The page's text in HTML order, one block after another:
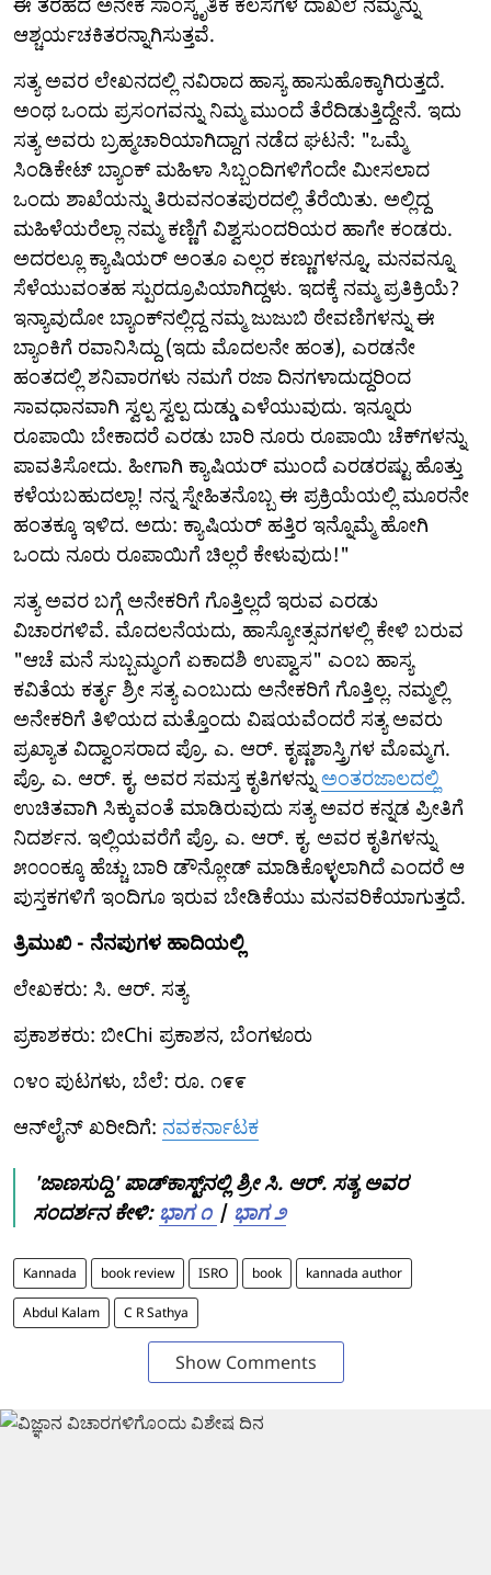
ಆಶ್ಚರ್ಯಚಕಿತರನ್ನಾಗಿಸುತ್ತವೆ.
ಸತ್ಯ ಅವರ ಲೇಖನದಲ್ಲಿ ನವಿರಾದ ಹಾಸ್ಯ ಹಾಸುಹೊಕ್ಕಾಗಿರುತ್ತದೆ.
ಅಂಥ ಒಂದು ಪ್ರಸಂಗವನ್ನು ನಿಮ್ಮ ಮುಂದೆ ತೆರೆದಿಡುತ್ತಿದ್ದೇನೆ. ಇದು
ಸತ್ಯ ಅವರು ಬ್ರಹ್ಮಚಾರಿಯಾಗಿದ್ದಾಗ ನಡೆದ ಘಟನೆ: "ಒಮ್ಮೆ
ಸಿಂಡಿಕೇಟ್ ಬ್ಯಾಂಕ್ ಮಹಿಳಾ ಸಿಬ್ಬಂದಿಗಳಿಗೆಂದೇ ಮೀಸಲಾದ
ಒಂದು ಶಾಖೆಯನ್ನು ತಿರುವನಂತಪುರದಲ್ಲಿ ತೆರೆಯಿತು. ಅಲ್ಲಿದ್ದ
ಮಹಿಳೆಯರೆಲ್ಲಾ ನಮ್ಮ ಕಣ್ಣಿಗೆ ವಿಶ್ವಸುಂದರಿಯರ ಹಾಗೇ ಕಂಡರು.
ಅದರಲ್ಲೂ ಕ್ಯಾಷಿಯರ್ ಅಂತೂ ಎಲ್ಲರ ಕಣ್ಣುಗಳನ್ನೂ, ಮನವನ್ನೂ
ಸೆಳೆಯುವಂತಹ ಸ್ಪುರದ್ರೂಪಿಯಾಗಿದ್ದಳು. ಇದಕ್ಕೆ ನಮ್ಮ ಪ್ರತಿಕ್ರಿಯೆ?
ಇನ್ಯಾವುದೋ ಬ್ಯಾಂಕ್‌ನಲ್ಲಿದ್ದ ನಮ್ಮ ಜುಜುಬಿ ಠೇವಣಿಗಳನ್ನು ಈ
ಬ್ಯಾಂಕಿಗೆ ರವಾನಿಸಿದ್ದು (ಇದು ಮೊದಲನೇ ಹಂತ), ಎರಡನೇ
ಹಂತದಲ್ಲಿ ಶನಿವಾರಗಳು ನಮಗೆ ರಜಾ ದಿನಗಳಾದುದ್ದರಿಂದ
ಸಾವಧಾನವಾಗಿ ಸ್ವಲ್ಪ ಸ್ವಲ್ಪ ದುಡ್ಡು ಎಳೆಯುವುದು. ಇನ್ನೂರು
ರೂಪಾಯಿ ಬೇಕಾದರೆ ಎರಡು ಬಾರಿ ನೂರು ರೂಪಾಯಿ ಚೆಕ್‌ಗಳನ್ನು
ಪಾವತಿಸೋದು. ಹೀಗಾಗಿ ಕ್ಯಾಷಿಯರ್ ಮುಂದೆ ಎರಡರಷ್ಟು ಹೊತ್ತು
ಕಳೆಯಬಹುದಲ್ಲಾ! ನನ್ನ ಸ್ನೇಹಿತನೊಬ್ಬ ಈ ಪ್ರಕ್ರಿಯೆಯಲ್ಲಿ ಮೂರನೇ
ಹಂತಕ್ಕೂ ಇಳಿದ. ಅದು: ಕ್ಯಾಷಿಯರ್ ಹತ್ತಿರ ಇನ್ನೊಮ್ಮೆ ಹೋಗಿ
ಒಂದು ನೂರು ರೂಪಾಯಿಗೆ ಚಿಲ್ಲರೆ ಕೇಳುವುದು!"
ಸತ್ಯ ಅವರ ಬಗ್ಗೆ ಅನೇಕರಿಗೆ ಗೊತ್ತಿಲ್ಲದೆ ಇರುವ ಎರಡು
ವಿಚಾರಗಳಿವೆ. ಮೊದಲನೆಯದು, ಹಾಸ್ಯೋತ್ಸವಗಳಲ್ಲಿ ಕೇಳಿ ಬರುವ
"ಆಚೆ ಮನೆ ಸುಬ್ಬಮ್ಮಂಗೆ ಏಕಾದಶಿ ಉಪ್ವಾಸ" ಎಂಬ ಹಾಸ್ಯ
ಕವಿತೆಯ ಕರ್ತೃ ಶ್ರೀ ಸತ್ಯ ಎಂಬುದು ಅನೇಕರಿಗೆ ಗೊತ್ತಿಲ್ಲ. ನಮ್ಮಲ್ಲಿ
ಅನೇಕರಿಗೆ ತಿಳಿಯದ ಮತ್ತೊಂದು ವಿಷಯವೆಂದರೆ ಸತ್ಯ ಅವರು
ಪ್ರಖ್ಯಾತ ವಿದ್ವಾಂಸರಾದ ಪ್ರೊ. ಎ. ಆರ್. ಕೃಷ್ಣಶಾಸ್ತ್ರಿಗಳ ಮೊಮ್ಮಗ.
ಪ್ರೊ. ಎ. ಆರ್. ಕೃ. ಅವರ ಸಮಸ್ತ ಕೃತಿಗಳನ್ನು ಅಂತರಜಾಲದಲ್ಲಿ
ಉಚಿತವಾಗಿ ಸಿಕ್ಕುವಂತೆ ಮಾಡಿರುವುದು ಸತ್ಯ ಅವರ ಕನ್ನಡ ಪ್ರೀತಿಗೆ
ನಿದರ್ಶನ. ಇಲ್ಲಿಯವರೆಗೆ ಪ್ರೊ. ಎ. ಆರ್. ಕೃ. ಅವರ ಕೃತಿಗಳನ್ನು
೫೦೦೦ಕ್ಕೂ ಹೆಚ್ಚು ಬಾರಿ ಡೌನ್ಲೋಡ್ ಮಾಡಿಕೊಳ್ಳಲಾಗಿದೆ ಎಂದರೆ ಆ
ಪುಸ್ತಕಗಳಿಗೆ ಇಂದಿಗೂ ಇರುವ ಬೇಡಿಕೆಯು ಮನವರಿಕೆಯಾಗುತ್ತದೆ.
ತ್ರಿಮುಖಿ - ನೆನಪುಗಳ ಹಾದಿಯಲ್ಲಿ
ಲೇಖಕರು: ಸಿ. ಆರ್. ಸತ್ಯ
ಪ್ರಕಾಶಕರು: ಬೀChi ಪ್ರಕಾಶನ, ಬೆಂಗಳೂರು
೧೪೦ ಪುಟಗಳು, ಬೆಲೆ: ರೂ. ೧೯೯
ಆನ್‍ಲೈನ್ ಖರೀದಿಗೆ: ನವಕರ್ನಾಟಕ
'ಜಾಣಸುದ್ದಿ' ಪಾಡ್‌ಕಾಸ್ಟ್‌ನಲ್ಲಿ ಶ್ರೀ ಸಿ. ಆರ್. ಸತ್ಯ ಅವರ
ಸಂದರ್ಶನ ಕೇಳಿ: ಭಾಗ ೧ | ಭಾಗ ೨
Kannada book review ISRO book kannada author
Abdul Kalam C R Sathya
Show Comments